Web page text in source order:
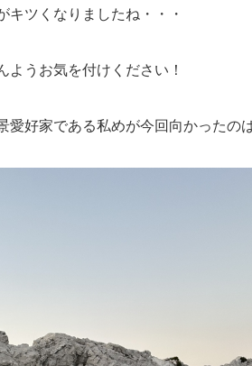
キツくなりましたね・・・
ようお気を付けください！
愛好家である私めが今回向かったの